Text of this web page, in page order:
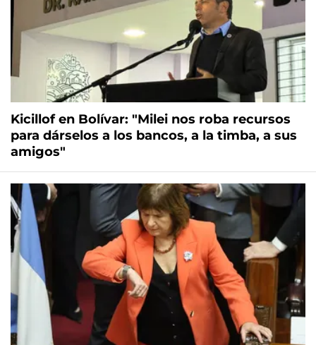
Kicillof en Bolívar: "Milei nos roba recursos
para dárselos a los bancos, a la timba, a sus
amigos"